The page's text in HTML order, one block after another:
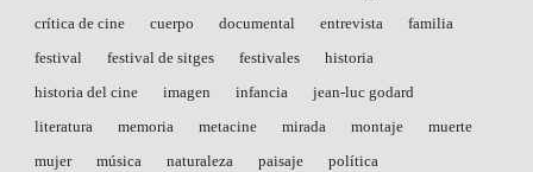
crítica de cine
cuerpo documental entrevista
familia
festival
festival de sitges festivales
historia
historia del cine
imagen infancia
jean-luc godard
literatura
memoria metacine mirada montaje
muerte
mujer
música naturaleza paisaje
política